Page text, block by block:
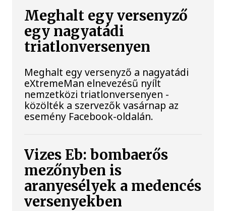
Meghalt egy versenyző
egy nagyatádi
triatlonversenyen
Meghalt egy versenyző a nagyatádi
eXtremeMan elnevezésű nyílt
nemzetközi triatlonversenyen -
közölték a szervezők vasárnap az
esemény Facebook-oldalán.
Vizes Eb: bombaerős
mezőnyben is
aranyesélyek a medencés
versenyekben